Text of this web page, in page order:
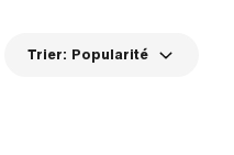
Trier: Popularité